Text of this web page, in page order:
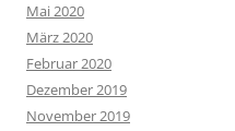
Mai 2020
März 2020
Februar 2020
Dezember 2019
November 2019